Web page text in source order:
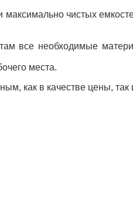
чистых
все необходимые
места.
как в качестве цены,